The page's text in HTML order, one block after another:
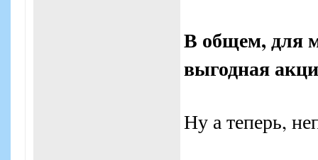
В общем, для
выгодная
Ну а теперь,